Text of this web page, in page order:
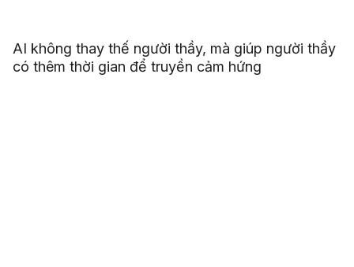
AI không thay thế người thầy, mà giúp người thầy
có thêm thời gian để truyền cảm hứng